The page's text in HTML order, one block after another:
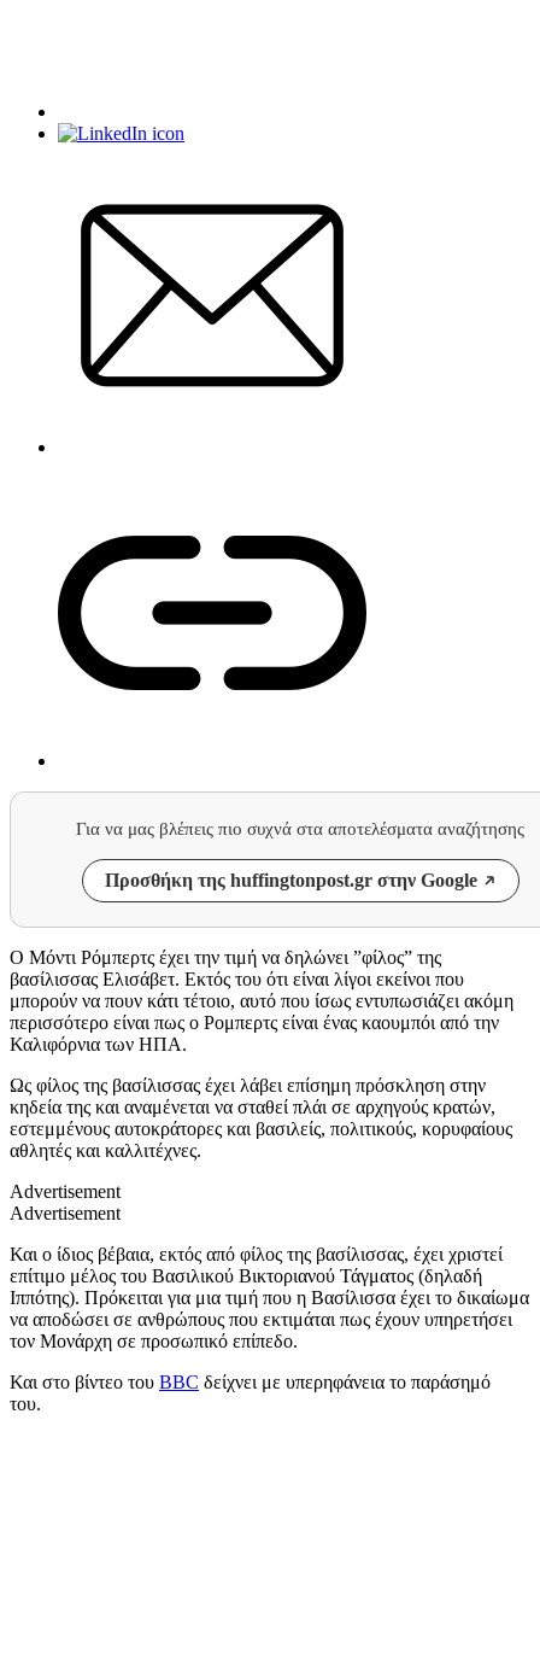
Για να μας βλέπεις πιο συχνά στα αποτελέσματα αναζήτησης
Προσθήκη της huffingtonpost.gr στην Google
Ο Μόντι Ρόμπερτς έχει την τιμή να δηλώνει ”φίλος” της
βασίλισσας Ελισάβετ. Εκτός του ότι είναι λίγοι εκείνοι που
μπορούν να πουν κάτι τέτοιο, αυτό που ίσως εντυπωσιάζει ακόμη
περισσότερο είναι πως ο Ρομπερτς είναι ένας καουμπόι από την
Καλιφόρνια των ΗΠΑ.
Ως φίλος της βασίλισσας έχει λάβει επίσημη πρόσκληση στην
κηδεία της και αναμένεται να σταθεί πλάι σε αρχηγούς κρατών,
εστεμμένους αυτοκράτορες και βασιλείς, πολιτικούς, κορυφαίους
αθλητές και καλλιτέχνες.
Advertisement
Advertisement
Και ο ίδιος βέβαια, εκτός από φίλος της βασίλισσας, έχει χριστεί
επίτιμο μέλος του Βασιλικού Βικτοριανού Τάγματος (δηλαδή
Ιππότης). Πρόκειται για μια τιμή που η Βασίλισσα έχει το δικαίωμα
να αποδώσει σε ανθρώπους που εκτιμάται πως έχουν υπηρετήσει
τον Μονάρχη σε προσωπικό επίπεδο.
Και στο βίντεο του BBC δείχνει με υπερηφάνεια το παράσημό
του.